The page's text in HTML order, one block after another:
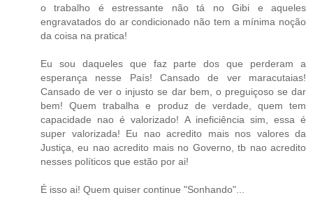
o trabalho é estressante não tá no Gibi e aqueles
engravatados do ar condicionado não tem a mínima noção
da coisa na pratica!
Eu sou daqueles que faz parte dos que perderam a
esperança nesse País! Cansado de ver maracutaias!
Cansado de ver o injusto se dar bem, o preguiçoso se dar
bem! Quem trabalha e produz de verdade, quem tem
capacidade nao é valorizado! A ineficiência sim, essa é
super valorizada! Eu nao acredito mais nos valores da
Justiça, eu nao acredito mais no Governo, tb nao acredito
nesses políticos que estão por ai!
É isso ai! Quem quiser continue "Sonhando"...